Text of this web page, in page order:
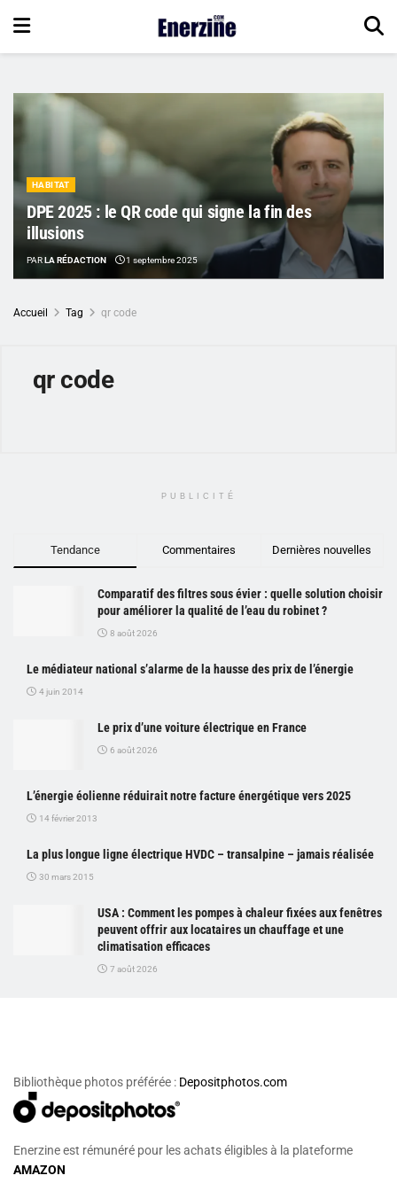
HABITAT
DPE 2025 : le QR code qui signe la fin des
illusions
PARLA RÉDACTION 1 septembre 2025
Accueil Tag qr code
qr code
PUBLICITÉ
Tendance Commentaires Dernières nouvelles
Comparatif des filtres sous évier : quelle solution choisir
pour améliorer la qualité de l’eau du robinet ?
8 août 2026
Le médiateur national s’alarme de la hausse des prix de l’énergie
4 juin 2014
Le prix d’une voiture électrique en France
6 août 2026
L’énergie éolienne réduirait notre facture énergétique vers 2025
14 février 2013
La plus longue ligne électrique HVDC – transalpine – jamais réalisée
30 mars 2015
USA : Comment les pompes à chaleur fixées aux fenêtres
peuvent offrir aux locataires un chauffage et une
climatisation efficaces
7 août 2026
Bibliothèque photos préférée : Depositphotos.com
Enerzine est rémunéré pour les achats éligibles à la plateforme
AMAZON